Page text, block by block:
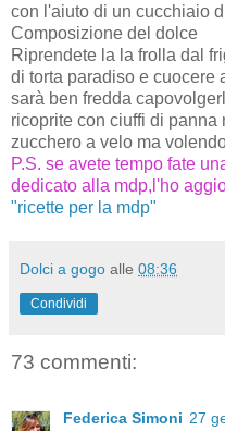
con l'aiuto di un cucchiaio
Composizione del dolce
Riprendete la la frolla dal
di torta paradiso e cuocere
sarà ben fredda
ricoprite con ciuffi di panna
zucchero a velo ma
P.S. se avete tempo fate
dedicato alla mdp,l'ho
"ricette per la mdp"
Dolci a gogo alle 08:36
Condividi
73 commenti:
Federica Simoni 27